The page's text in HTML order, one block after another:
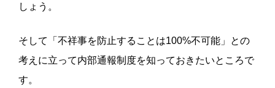
しょう。
そして「不祥事を防止することは100%不可能」との
考えに立って内部通報制度を知っておきたいところで
す。